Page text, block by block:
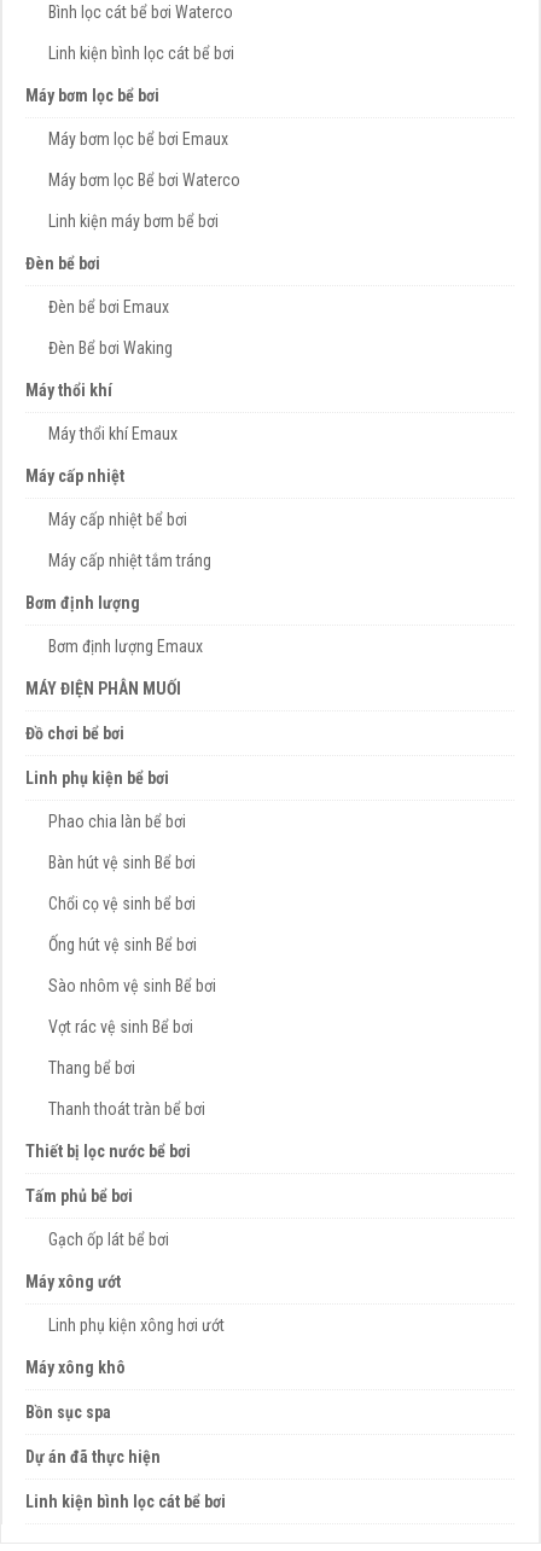
Bình lọc cát bể bơi Waterco
Linh kiện bình lọc cát bể bơi
Máy bơm lọc bể bơi
Máy bơm lọc bể bơi Emaux
Máy bơm lọc Bể bơi Waterco
Linh kiện máy bơm bể bơi
Đèn bể bơi
Đèn bể bơi Emaux
Đèn Bể bơi Waking
Máy thổi khí
Máy thổi khí Emaux
Máy cấp nhiệt
Máy cấp nhiệt bể bơi
Máy cấp nhiệt tắm tráng
Bơm định lượng
Bơm định lượng Emaux
MÁY ĐIỆN PHÂN MUỐI
Đồ chơi bể bơi
Linh phụ kiện bể bơi
Phao chia làn bể bơi
Bàn hút vệ sinh Bể bơi
Chổi cọ vệ sinh bể bơi
Ống hút vệ sinh Bể bơi
Sào nhôm vệ sinh Bể bơi
Vợt rác vệ sinh Bể bơi
Thang bể bơi
Thanh thoát tràn bể bơi
Thiết bị lọc nước bể bơi
Tấm phủ bể bơi
Gạch ốp lát bể bơi
Máy xông ướt
Linh phụ kiện xông hơi ướt
Máy xông khô
Bồn sục spa
Dự án đã thực hiện
Linh kiện bình lọc cát bể bơi